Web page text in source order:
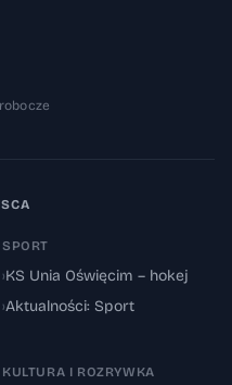
SPORT
›KS Unia Oświęcim – hokej
›Aktualności: Sport
KULTURA I ROZRYWKA